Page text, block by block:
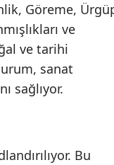
Göreme,
ve
ve tarihi
sanat
sağlıyor.
Bu